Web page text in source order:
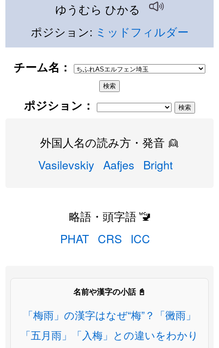
ゆうむら ひかる
ポジション: ミッドフィルダー
チーム名：
ポジション：
外国人名の読み方・発音 👱
Vasilevskiy Aafjes Bright
略語・頭字語 🚾
PHAT CRS ICC
名前や漢字の小話 📓
「梅雨」の漢字はなぜ“梅”？「黴雨」
「五月雨」「入梅」との違いをわかり